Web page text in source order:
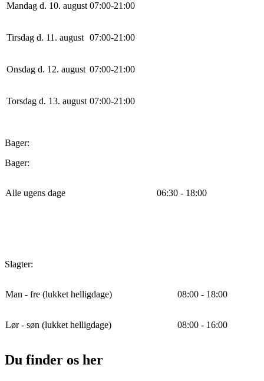
Mandag d. 10. august 07:00-21:00
Tirsdag d. 11. august 07:00-21:00
Onsdag d. 12. august 07:00-21:00
Torsdag d. 13. august 07:00-21:00
Bager:
Bager:
Alle ugens dage 06:30 - 18:00
Slagter:
Man - fre (lukket helligdage) 08:00 - 18:00
Lør - søn (lukket helligdage) 08:00 - 16:00
Du finder os her